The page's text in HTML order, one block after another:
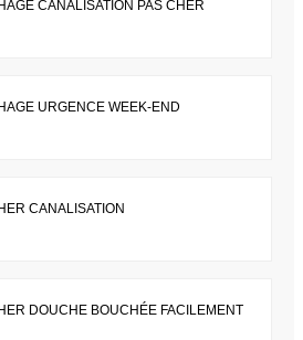
CANALISATION PAS CHER
URGENCE WEEK-END
CANALISATION
DOUCHE BOUCHÉE FACILEMENT